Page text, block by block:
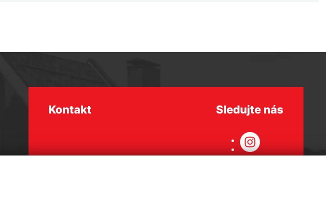
Kontakt Sledujte nás